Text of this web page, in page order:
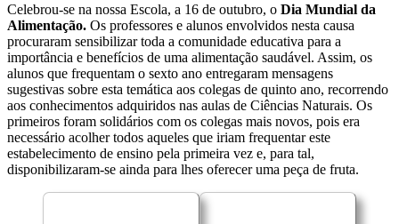
Celebrou-se na nossa Escola, a 16 de outubro, o Dia Mundial da
Alimentação. Os professores e alunos envolvidos nesta causa
procuraram sensibilizar toda a comunidade educativa para a
importância e benefícios de uma alimentação saudável. Assim, os
alunos que frequentam o sexto ano entregaram mensagens
sugestivas sobre esta temática aos colegas de quinto ano, recorrendo
aos conhecimentos adquiridos nas aulas de Ciências Naturais. Os
primeiros foram solidários com os colegas mais novos, pois era
necessário acolher todos aqueles que iriam frequentar este
estabelecimento de ensino pela primeira vez e, para tal,
disponibilizaram-se ainda para lhes oferecer uma peça de fruta.